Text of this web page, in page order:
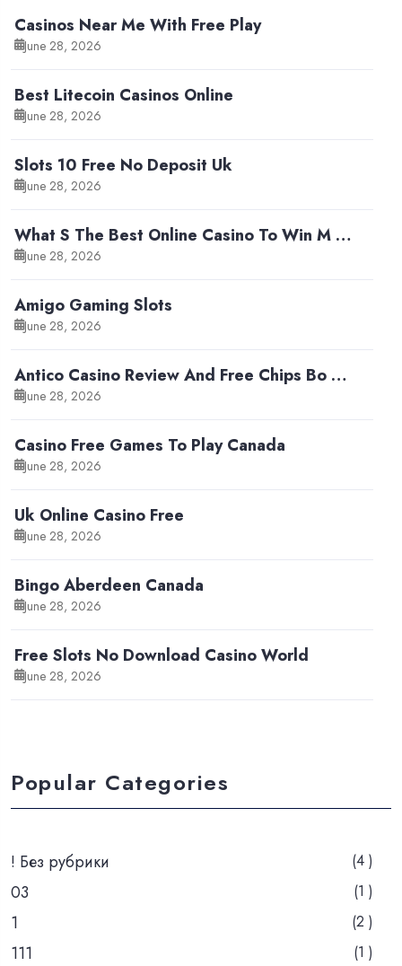
Casinos Near Me With Free Play
June 28, 2026
Best Litecoin Casinos Online
June 28, 2026
Slots 10 Free No Deposit Uk
June 28, 2026
What S The Best Online Casino To Win M …
June 28, 2026
Amigo Gaming Slots
June 28, 2026
Antico Casino Review And Free Chips Bo …
June 28, 2026
Casino Free Games To Play Canada
June 28, 2026
Uk Online Casino Free
June 28, 2026
Bingo Aberdeen Canada
June 28, 2026
Free Slots No Download Casino World
June 28, 2026
Popular Categories
! Без рубрики (4 )
03 (1 )
1 (2 )
111 (1 )